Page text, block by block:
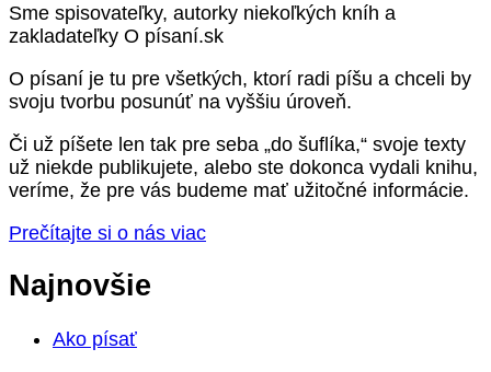
Sme spisovateľky, autorky niekoľkých kníh a
zakladateľky O písaní.sk
O písaní je tu pre všetkých, ktorí radi píšu a chceli by
svoju tvorbu posunúť na vyššiu úroveň.
Či už píšete len tak pre seba „do šuflíka,“ svoje texty
už niekde publikujete, alebo ste dokonca vydali knihu,
veríme, že pre vás budeme mať užitočné informácie.
Prečítajte si o nás viac
Najnovšie
Ako písať